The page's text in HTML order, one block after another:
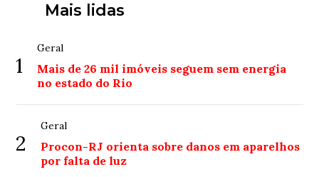
Mais lidas
1
Geral
Mais de 26 mil imóveis seguem sem energia
no estado do Rio
2
Geral
Procon-RJ orienta sobre danos em aparelhos
por falta de luz